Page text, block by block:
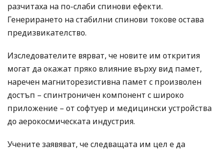
разчитаха на по-слаби спинови ефекти.
Генерирането на стабилни спинови токове остава
предизвикателство.
Изследователите вярват, че новите им открития
могат да окажат пряко влияние върху вид памет,
наречен магниторезистивна памет с произволен
достъп – спинтроничен компонент с широко
приложение – от софтуер и медицински устройства
до аерокосмическата индустрия.
Учените заявяват, че следващата им цел е да